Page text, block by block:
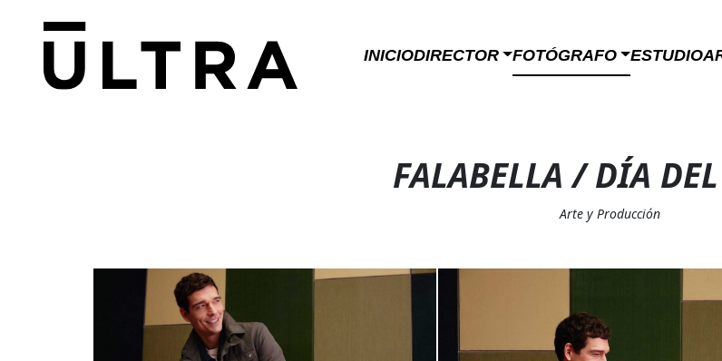
INICIODIRECTOR FOTÓGRAFO ESTUDIO
FALABELLA / DÍA
Arte y Producción